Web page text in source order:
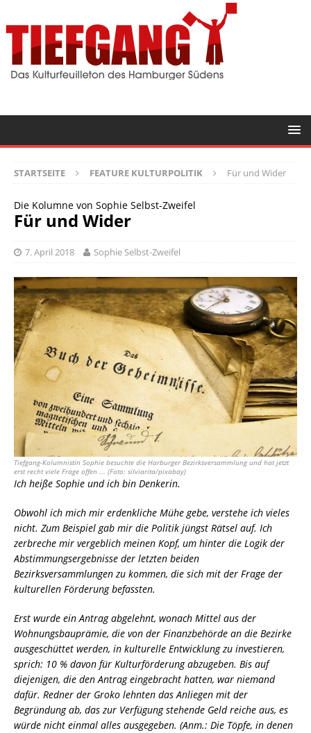
STARTSEITE FEATURE KULTURPOLITIK Für und Wider
Die Kolumne von Sophie Selbst-Zweifel
Für und Wider
7. April 2018 Sophie Selbst-Zweifel
Tiefgang-Kolumnistin Sophie besuchte die Harburger Bezirksversammlung und hat jetzt
erst recht viele Frage offen ... (Foto: silviarita/pixabay)
Ich heiße Sophie und ich bin Denkerin.
Obwohl ich mich mir erdenkliche Mühe gebe, verstehe ich vieles
nicht. Zum Beispiel gab mir die Politik jüngst Rätsel auf. Ich
zerbreche mir vergeblich meinen Kopf, um hinter die Logik der
Abstimmungsergebnisse der letzten beiden
Bezirksversammlungen zu kommen, die sich mit der Frage der
kulturellen Förderung befassten.
Erst wurde ein Antrag abgelehnt, wonach Mittel aus der
Wohnungsbauprämie, die von der Finanzbehörde an die Bezirke
ausgeschüttet werden, in kulturelle Entwicklung zu investieren,
sprich: 10 % davon für Kulturförderung abzugeben. Bis auf
diejenigen, die den Antrag eingebracht hatten, war niemand
dafür. Redner der Groko lehnten das Anliegen mit der
Begründung ab, das zur Verfügung stehende Geld reiche aus, es
würde nicht einmal alles ausgegeben. (Anm.: Die Töpfe, in denen